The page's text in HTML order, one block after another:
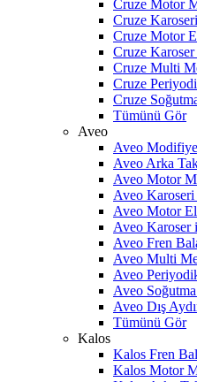
Cruze Motor
Cruze
Cruze Motor
Cruze
Cruze Multi
Cruze
Cruze
Tümünü Gör
Aveo
Aveo
Aveo Arka
Aveo Motor
Aveo
Aveo Motor
Aveo Karoser
Aveo Fren
Aveo Multi
Aveo
Aveo
Aveo Dış
Tümünü Gör
Kalos
Kalos Fren
Kalos Motor